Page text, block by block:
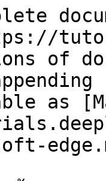
of
as